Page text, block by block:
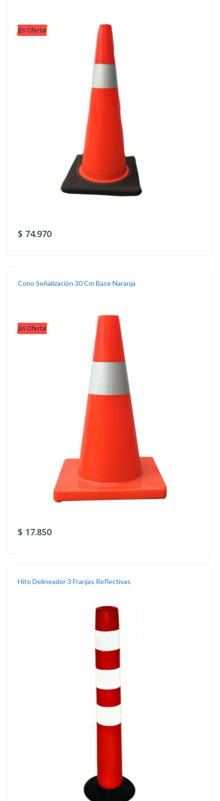
¡En Oferta!
$ 74.970
Cono Señalización 30 Cm Base Naranja
¡En Oferta!
$ 17.850
Hito Delineador 3 Franjas Reflectivas